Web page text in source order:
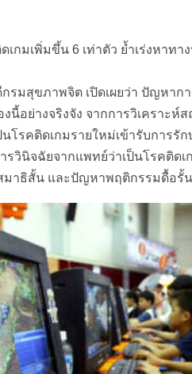
เกมเพิ่มขึ้น 6 เท่าตัว ย้ำเร่งหาท
มสุขภาพจิต เปิดเผยว่า ปัญหาก
นี้อย่างจริงจัง จากการวิเคราะ
โรคติดเกมรายใหม่เข้ารับการรั
วินิจฉัยจากแพทย์ว่าเป็นโรคติดเ
มาธิสั้น และปัญหาพฤติกรรมดื้อรั้